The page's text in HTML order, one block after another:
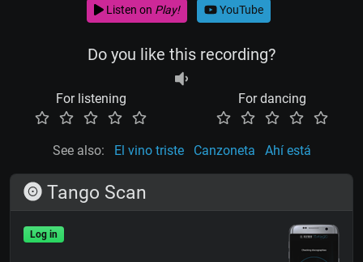
Listen on Play! YouTube
Do you like this recording?
For listening For dancing
See also: El vino triste Canzoneta Ahí está
Tango Scan
Log in